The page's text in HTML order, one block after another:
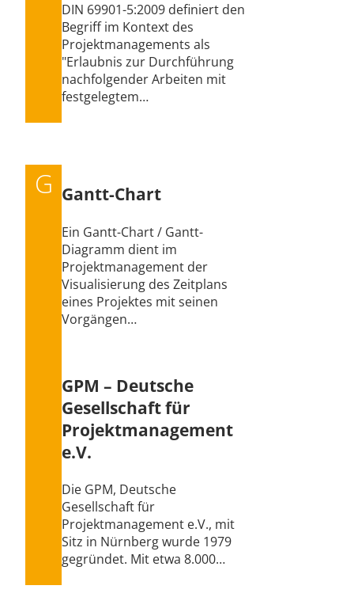
DIN 69901-5:2009 definiert den
Begriff im Kontext des
Projektmanagements als
"Erlaubnis zur Durchführung
nachfolgender Arbeiten mit
festgelegtem…
G Gantt-Chart
Ein Gantt-Chart / Gantt-
Diagramm dient im
Projektmanagement der
Visualisierung des Zeitplans
eines Projektes mit seinen
Vorgängen…
GPM – Deutsche
Gesellschaft für
Projektmanagement
e.V.
Die GPM, Deutsche
Gesellschaft für
Projektmanagement e.V., mit
Sitz in Nürnberg wurde 1979
gegründet. Mit etwa 8.000…